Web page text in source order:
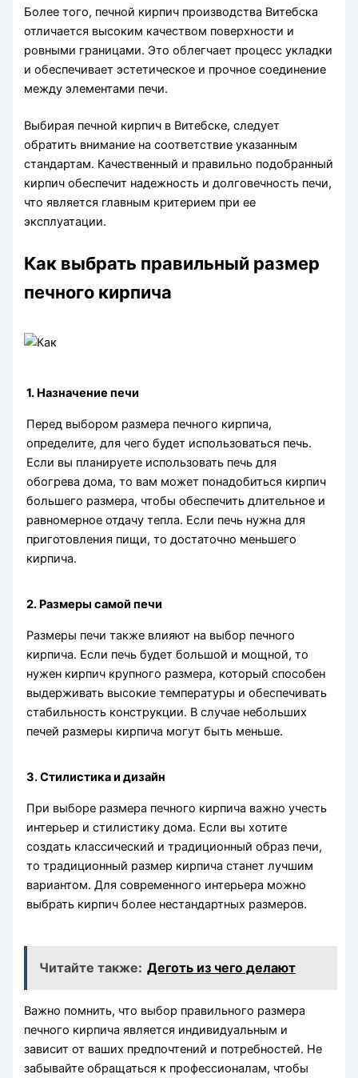
Более того, печной кирпич производства Витебска
отличается высоким качеством поверхности и
ровными границами. Это облегчает процесс укладки
и обеспечивает эстетическое и прочное соединение
между элементами печи.
Выбирая печной кирпич в Витебске, следует
обратить внимание на соответствие указанным
стандартам. Качественный и правильно подобранный
кирпич обеспечит надежность и долговечность печи,
что является главным критерием при ее
эксплуатации.
Как выбрать правильный размер
печного кирпича
1. Назначение печи
Перед выбором размера печного кирпича,
определите, для чего будет использоваться печь.
Если вы планируете использовать печь для
обогрева дома, то вам может понадобиться кирпич
большего размера, чтобы обеспечить длительное и
равномерное отдачу тепла. Если печь нужна для
приготовления пищи, то достаточно меньшего
кирпича.
2. Размеры самой печи
Размеры печи также влияют на выбор печного
кирпича. Если печь будет большой и мощной, то
нужен кирпич крупного размера, который способен
выдерживать высокие температуры и обеспечивать
стабильность конструкции. В случае небольших
печей размеры кирпича могут быть меньше.
3. Стилистика и дизайн
При выборе размера печного кирпича важно учесть
интерьер и стилистику дома. Если вы хотите
создать классический и традиционный образ печи,
то традиционный размер кирпича станет лучшим
вариантом. Для современного интерьера можно
выбрать кирпич более нестандартных размеров.
Читайте также: Деготь из чего делают
Важно помнить, что выбор правильного размера
печного кирпича является индивидуальным и
зависит от ваших предпочтений и потребностей. Не
забывайте обращаться к профессионалам, чтобы